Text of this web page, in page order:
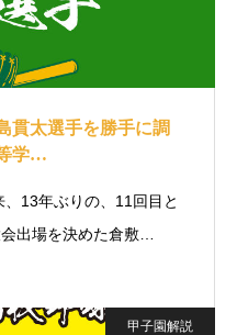
貫太選手を勝手に調
学…
13年ぶりの、11回目と
出場を決めた倉敷…
甲子園解説